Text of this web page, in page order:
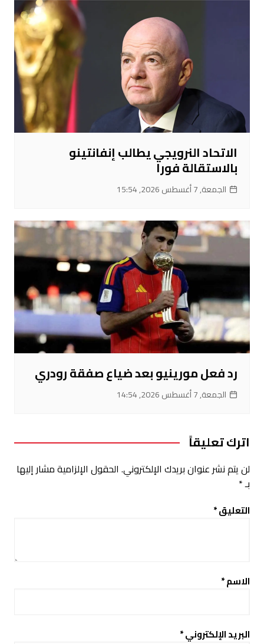
الاتحاد النرويجي يطالب إنفانتينو
بالاستقالة فورا
الجمعة, 7 أغسطس 2026, 15:54
رد فعل مورينيو بعد ضياع صفقة رودري
الجمعة, 7 أغسطس 2026, 14:54
اترك تعليقاً
لن يتم نشر عنوان بريدك الإلكتروني. الحقول الإلزامية مشار إليها
بـ*
التعليق*
الاسم*
البريد الإلكتروني*